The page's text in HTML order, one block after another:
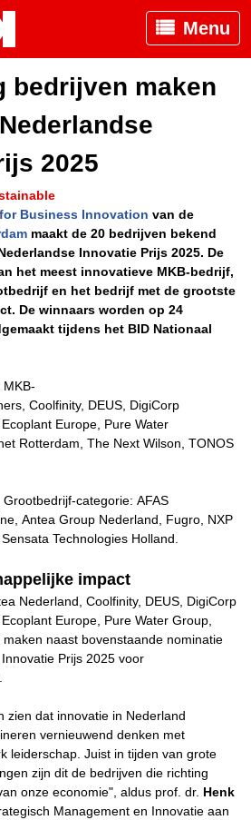
Menu
bedrijven maken
2025
Business Innovation van de
maakt de 20 bedrijven bekend
Innovatie Prijs 2025. De
het meest innovatieve MKB-bedrijf,
en het bedrijf met de grootste
De winnaars worden op 24
tijdens het BID Nationaal
Coolfinity, DEUS, DigiCorp
Europe, Pure Water
Rotterdam, The Next Wilson, TONOS
categorie: AFAS
Antea Group Nederland, Fugro, NXP
Technologies Holland.
impact
Nederland, Coolfinity, DEUS, DigiCorp
Europe, Pure Water Group,
naast bovenstaande nominatie
Prijs 2025 voor
zien dat innovatie in Nederland
vernieuwend denken met
leiderschap. Juist in tijden van grote
zijn dit de bedrijven die richting
onze economie", aldus prof. dr. Henk
Management en Innovatie aan